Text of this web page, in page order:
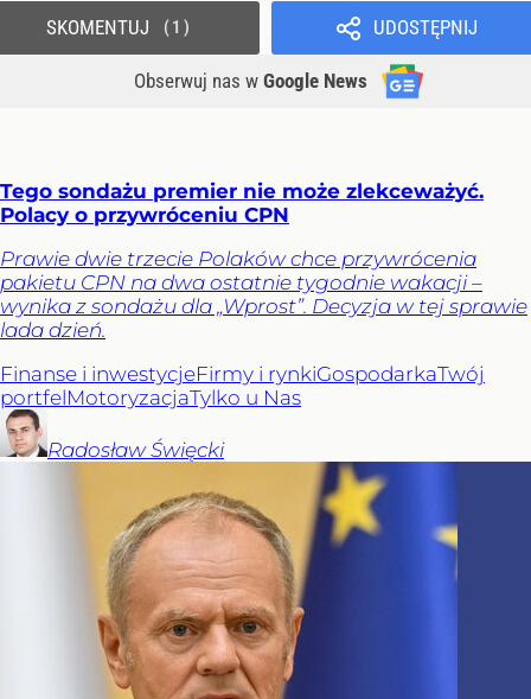
UDOSTĘPNIJ
Obserwuj nas w Google News
SKOMENTUJ 1
Tego sondażu premier nie może zlekceważyć.
Polacy o przywróceniu CPN
Prawie dwie trzecie Polaków chce przywrócenia
pakietu CPN na dwa ostatnie tygodnie wakacji –
wynika z sondażu dla „Wprost”. Decyzja w tej sprawie
lada dzień.
Finanse i inwestycjeFirmy i rynkiGospodarkaTwój
portfelMotoryzacjaTylko u Nas
Radosław Święcki